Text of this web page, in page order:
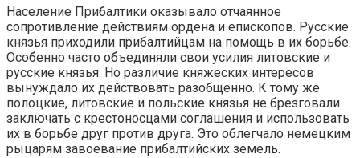
Население Прибалтики оказывало отчаянное
сопротивление действиям ордена и епископов. Русские
князья приходили прибалтийцам на помощь в их борьбе.
Особенно часто объединяли свои усилия литовские и
русские князья. Но различие княжеских интересов
вынуждало их действовать разобщенно. К тому же
полоцкие, литовские и польские князья не брезговали
заключать с крестоносцами соглашения и использовать
их в борьбе друг против друга. Это облегчало немецким
рыцарям завоевание прибалтийских земель.